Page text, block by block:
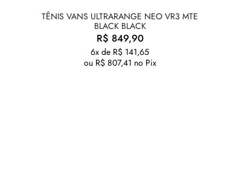
TÊNIS VANS ULTRARANGE NEO VR3 MTE
BLACK BLACK
R$ 849,90
6x de R$ 141,65
ou R$807,41 no Pix